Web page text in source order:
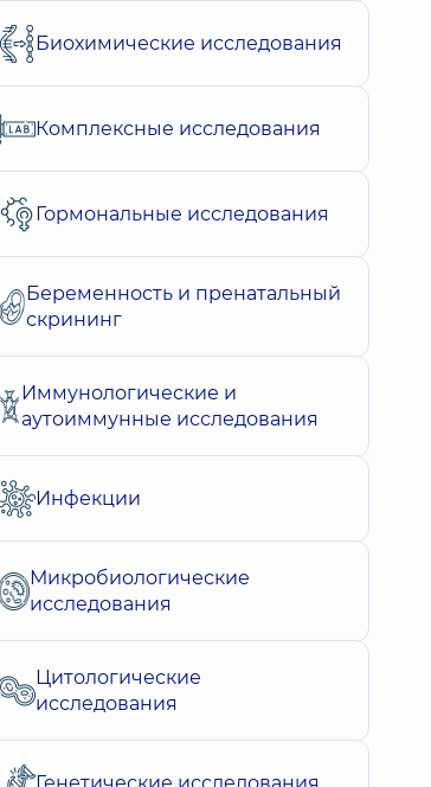
Биохимические исследования
Комплексные исследования
Гормональные исследования
Беременность и пренатальный
скрининг
Иммунологические и
аутоиммунные исследования
Инфекции
Микробиологические
исследования
Цитологические
исследования